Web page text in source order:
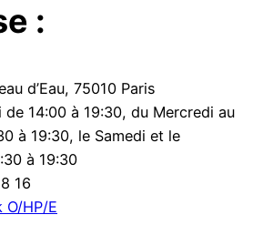
:
d’Eau, 75010 Paris
de 14:00 à 19:30, du Mercredi au
à 19:30, le Samedi et le
à 19:30
16
O/HP/E